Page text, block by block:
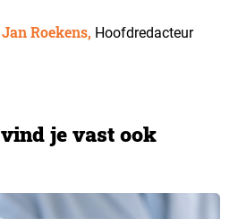
Jan Roekens, Hoofdredacteur
je vast ook